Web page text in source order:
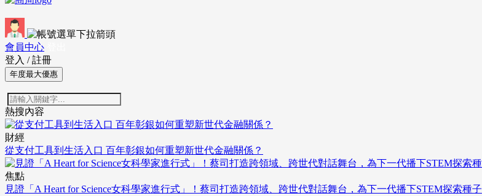
會員中心
登入 / 註冊
年度最大優惠
熱搜內容
財經
從支付工具到生活入口 百年彰銀如何重塑新世代金融關係？
焦點
見證「A Heart for Science女科學家進行式」！蔡司打造跨領域、跨世代對話舞台，為下一代播下STEM探索種子